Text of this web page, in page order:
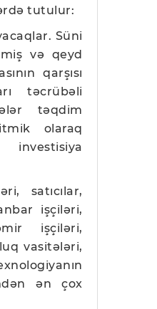
tutulur:
Süni
və qeyd
qarşısı
təcrübəli
təqdim
olaraq
investisiya
satıcılar,
işçiləri,
işçiləri,
vasitələri,
ən çox